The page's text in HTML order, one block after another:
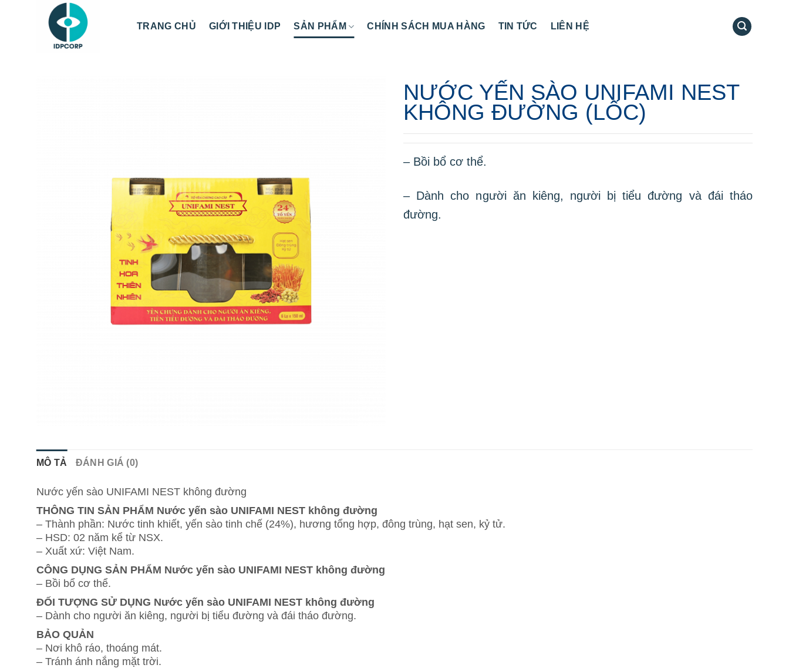
TRANG CHỦ GIỚI THIỆU IDP SẢN PHẨM CHÍNH SÁCH MUA HÀNG TIN TỨC LIÊN HỆ
NƯỚC YẾN SÀO UNIFAMI NEST
KHÔNG ĐƯỜNG (LỐC)
– Bồi bổ cơ thể.
– Dành cho người ăn kiêng, người bị tiểu đường và đái tháo
đường.
MÔ TẢ ĐÁNH GIÁ (0)
Nước yến sào UNIFAMI NEST không đường
THÔNG TIN SẢN PHẨM Nước yến sào UNIFAMI NEST không đường
– Thành phần: Nước tinh khiết, yến sào tinh chế (24%), hương tổng hợp, đông trùng, hạt sen, kỷ tử.
– HSD: 02 năm kể từ NSX.
– Xuất xứ: Việt Nam.
CÔNG DỤNG SẢN PHẨM Nước yến sào UNIFAMI NEST không đường
– Bồi bổ cơ thể.
ĐỐI TƯỢNG SỬ DỤNG Nước yến sào UNIFAMI NEST không đường
– Dành cho người ăn kiêng, người bị tiểu đường và đái tháo đường.
BẢO QUẢN
– Nơi khô ráo, thoáng mát.
– Tránh ánh nắng mặt trời.